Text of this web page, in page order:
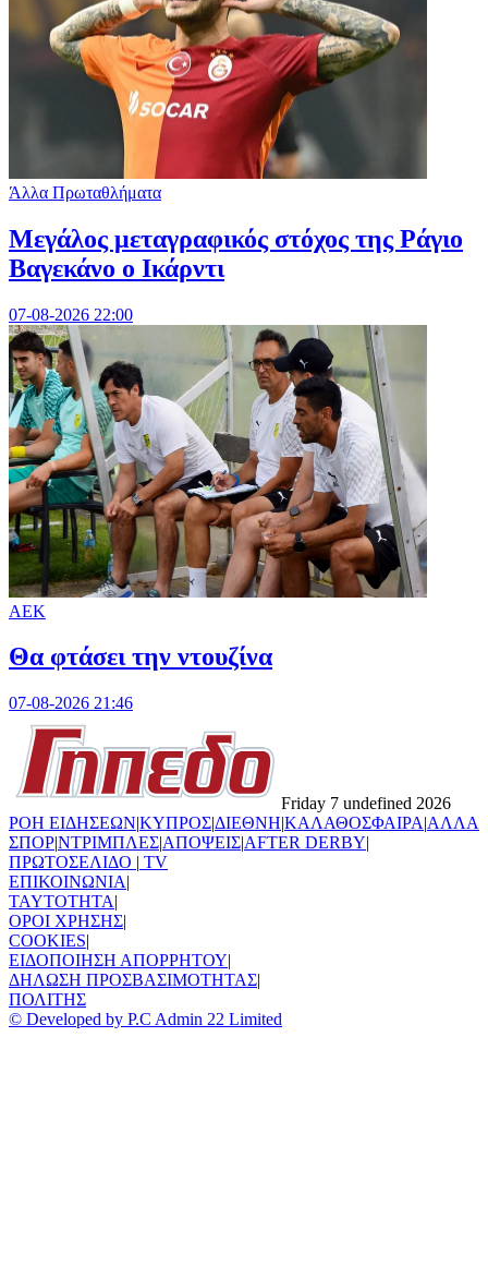
Άλλα Πρωταθλήματα
Μεγάλος μεταγραφικός στόχος της Ράγιο
Βαγεκάνο ο Ικάρντι
07-08-2026 22:00
ΑΕΚ
Θα φτάσει την ντουζίνα
07-08-2026 21:46
Friday 7 undefined 2026
ΡΟΗ ΕΙΔΗΣΕΩΝ|ΚΥΠΡΟΣ|ΔΙΕΘΝΗ|ΚΑΛΑΘΟΣΦΑΙΡΑ|ΑΛΛΑ
ΣΠΟΡ|ΝΤΡΙΜΠΛΕΣ|ΑΠΟΨΕΙΣ|AFTER DERBY|
ΠΡΩΤΟΣΕΛΙΔΟ | TV
ΕΠΙΚΟΙΝΩΝΙΑ|
TAYTOTHTA|
ΟΡΟΙ ΧΡΗΣΗΣ|
COOKIES|
ΕΙΔΟΠΟΙΗΣΗ ΑΠΟΡΡΗΤΟΥ|
ΔΗΛΩΣΗ ΠΡΟΣΒΑΣΙΜΟΤΗΤΑΣ|
ΠΟΛΙΤΗΣ
© Developed by P.C Admin 22 Limited